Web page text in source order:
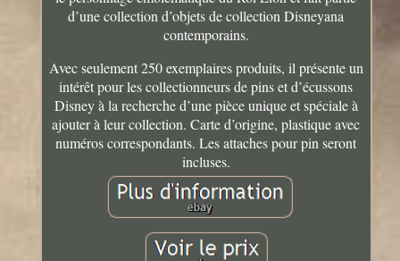
d’une collection d’objets de collection Disneyana
contemporains.
Avec seulement 250 exemplaires produits, il présente un
intérêt pour les collectionneurs de pins et d’écussons
Disney à la recherche d’une pièce unique et spéciale à
ajouter à leur collection. Carte d’origine, plastique avec
numéros correspondants. Les attaches pour pin seront
incluses.